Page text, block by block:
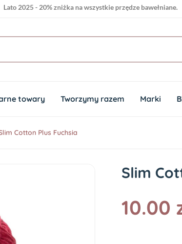
Lato 2025 - 20% zniżka na wszystkie przędze bawełniane.
towary Tworzymy razem Marki
Cotton Plus Fuchsia
Slim
10.00